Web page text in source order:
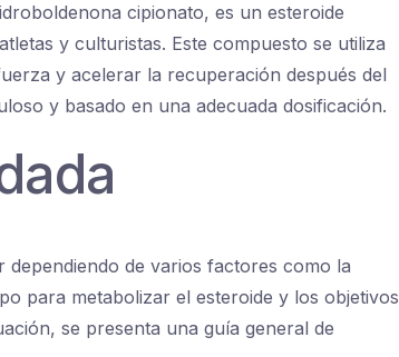
cipionato, es un esteroide
y culturistas. Este compuesto se utiliza
y acelerar la recuperación después del
y basado en una adecuada dosificación.
dependiendo de varios factores como la
para metabolizar el esteroide y los objetivos
se presenta una guía general de